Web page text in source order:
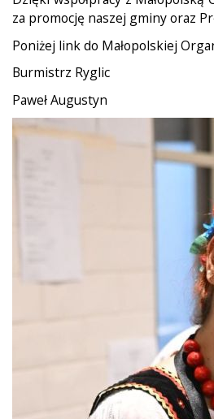
za promocję naszej gminy oraz
Poniżej link do Małopolskiej
Burmistrz Ryglic
Paweł Augustyn